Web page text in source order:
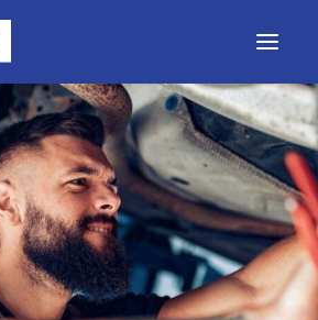
Home
Diensten
Projecten
Machines